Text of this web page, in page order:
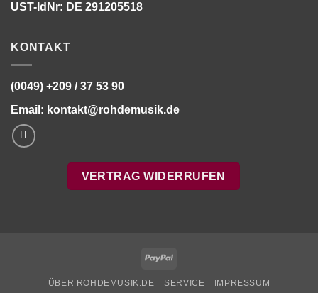
UST-IdNr: DE 291205518
KONTAKT
(0049) +209 / 37 53 90
Email: kontakt@rohdemusik.de
VERTRAG WIDERRUFEN
PayPal
ÜBER ROHDEMUSIK.DE SERVICE IMPRESSUM